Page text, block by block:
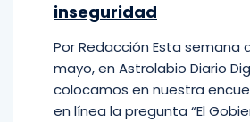
inseguridad
Por Redacción Esta semana
mayo, en Astrolabio Diario
colocamos en nuestra
en línea la pregunta “El